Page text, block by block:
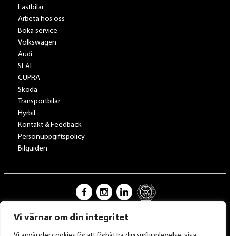
Vi värnar om din integritet
Lastbilar
Arbeta hos oss
Boka service
Volkswagen
Audi
SEAT
CUPRA
Skoda
Transportbilar
Hyrbil
Kontakt & Feedback
Personuppgiftspolicy
Bilguiden
Tillbaka till Toveksbil.se